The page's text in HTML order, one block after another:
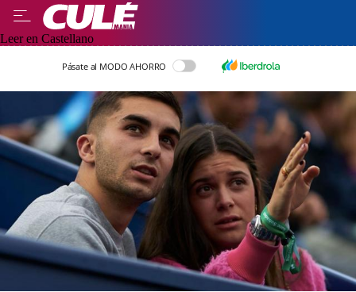
Leer en Castellano
Pásate al MODO AHORRO